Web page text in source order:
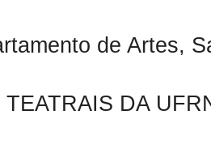
de Artes,
DA